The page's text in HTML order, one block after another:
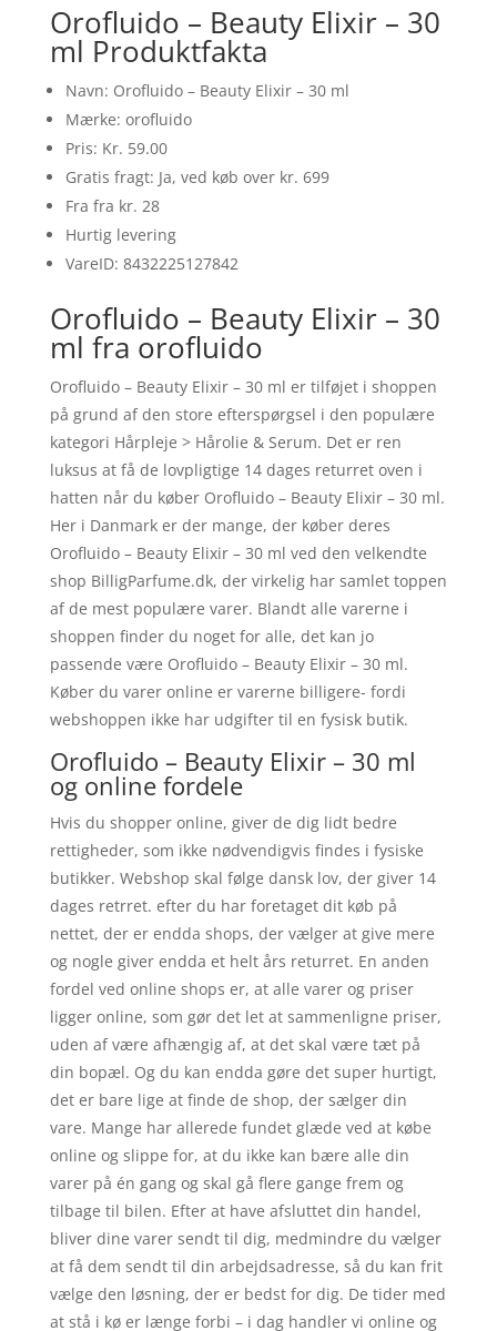
Orofluido – Beauty Elixir – 30
ml Produktfakta
Navn: Orofluido – Beauty Elixir – 30 ml
Mærke: orofluido
Pris: Kr. 59.00
Gratis fragt: Ja, ved køb over kr. 699
Fra fra kr. 28
Hurtig levering
VareID: 8432225127842
Orofluido – Beauty Elixir – 30
ml fra orofluido
Orofluido – Beauty Elixir – 30 ml er tilføjet i shoppen
på grund af den store efterspørgsel i den populære
kategori Hårpleje > Hårolie & Serum. Det er ren
luksus at få de lovpligtige 14 dages returret oven i
hatten når du køber Orofluido – Beauty Elixir – 30 ml.
Her i Danmark er der mange, der køber deres
Orofluido – Beauty Elixir – 30 ml ved den velkendte
shop BilligParfume.dk, der virkelig har samlet toppen
af de mest populære varer. Blandt alle varerne i
shoppen finder du noget for alle, det kan jo
passende være Orofluido – Beauty Elixir – 30 ml.
Køber du varer online er varerne billigere- fordi
webshoppen ikke har udgifter til en fysisk butik.
Orofluido – Beauty Elixir – 30 ml
og online fordele
Hvis du shopper online, giver de dig lidt bedre
rettigheder, som ikke nødvendigvis findes i fysiske
butikker. Webshop skal følge dansk lov, der giver 14
dages retrret. efter du har foretaget dit køb på
nettet, der er endda shops, der vælger at give mere
og nogle giver endda et helt års returret. En anden
fordel ved online shops er, at alle varer og priser
ligger online, som gør det let at sammenligne priser,
uden af være afhængig af, at det skal være tæt på
din bopæl. Og du kan endda gøre det super hurtigt,
det er bare lige at finde de shop, der sælger din
vare. Mange har allerede fundet glæde ved at købe
online og slippe for, at du ikke kan bære alle din
varer på én gang og skal gå flere gange frem og
tilbage til bilen. Efter at have afsluttet din handel,
bliver dine varer sendt til dig, medmindre du vælger
at få dem sendt til din arbejdsadresse, så du kan frit
vælge den løsning, der er bedst for dig. De tider med
at stå i kø er længe forbi – i dag handler vi online og